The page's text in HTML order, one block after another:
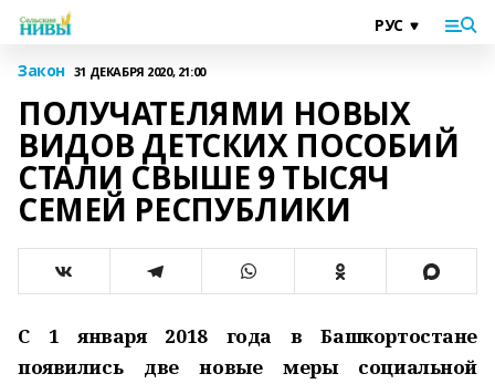
Закон 31 ДЕКАБРЯ 2020, 21:00
ПОЛУЧАТЕЛЯМИ НОВЫХ
ВИДОВ ДЕТСКИХ ПОСОБИЙ
СТАЛИ СВЫШЕ 9 ТЫСЯЧ
СЕМЕЙ РЕСПУБЛИКИ
С 1 января 2018 года в Башкортостане
появились две новые меры социальной